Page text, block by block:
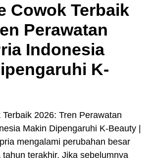
Cowok Terbaik
Perawatan
Indonesia
K-
2026: Tren Perawatan
Makin Dipengaruhi K-Beauty |
mengalami perubahan besar
terakhir. Jika sebelumnya